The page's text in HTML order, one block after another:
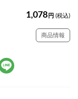
1,078 円 (税込)
商品情報